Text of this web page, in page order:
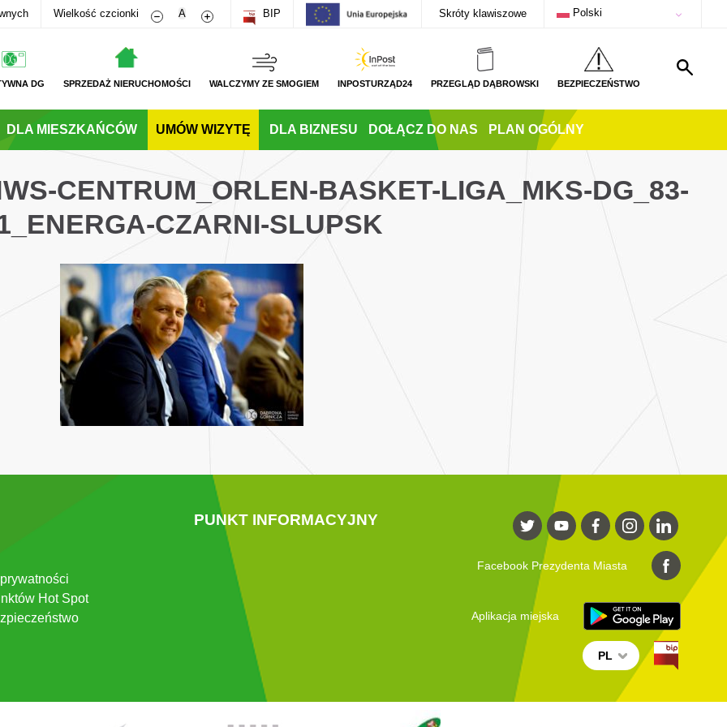
Wielkość czcionki Zmniejsz rozmiar czcionki
A Zwiększ rozmiar czcionki
BIP Skróty klawiszowe Polski
DG SPRZEDAŻ NIERUCHOMOŚCI WALCZYMY ZE SMOGIEM INPOSTURZĄD24 PRZEGLĄD DĄBROWSKI BEZPIECZEŃSTWO
DLA MIESZKAŃCÓW UMÓW WIZYTĘ DLA BIZNESU DOŁĄCZ DO NAS PLAN OGÓLNY
CENTRUM_ORLEN-BASKET-LIGA_MKS-DG_83-
CZARNI-SLUPSK
Hot Spot
PUNKT INFORMACYJNY
Facebook Prezydenta Miasta
Aplikacja miejska
PL